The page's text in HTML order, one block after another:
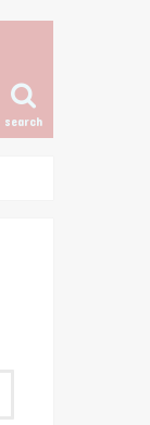
search